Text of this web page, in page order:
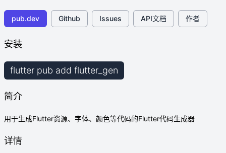
pub.dev Github Issues API文档 作者
安装
flutter pub add flutter_gen
简介
用于生成Flutter资源、字体、颜色等代码的Flutter代码生成器
详情